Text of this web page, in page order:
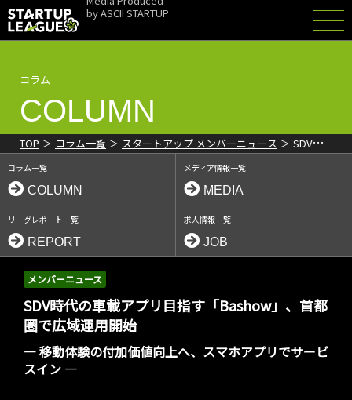
byASCII STARTUP
コラム
COLUMN
TOP コラム一覧 スタートアップ メンバーニュース
SDV時代
見据える地域トピック案内アプリ「Bashow」、首都圏中心部で広域
運用開始
コラム一覧
COLUMN
メディア情報一覧
MEDIA
リーグレポート一覧
REPORT
求人情報一覧
JOB
メンバーニュース
SDV時代の車載アプリ目指す「Bashow」、首都
圏で広域運用開始
― 移動体験の付加価値向上へ、スマホアプリでサービ
スイン ―